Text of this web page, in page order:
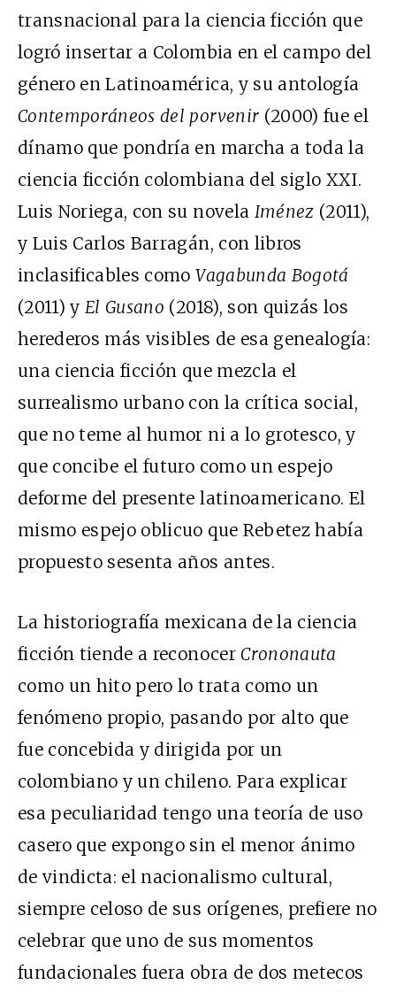
transnacional para la ciencia ficción que
logró insertar a Colombia en el campo del
género en Latinoamérica, y su antología
Contemporáneos del porvenir (2000) fue el
dínamo que pondría en marcha a toda la
ciencia ficción colombiana del siglo XXI.
Luis Noriega, con su novela Iménez (2011),
y Luis Carlos Barragán, con libros
inclasificables comoVagabunda Bogotá
(2011) yEl Gusano (2018), son quizás los
herederos más visibles de esa genealogía:
una ciencia ficción que mezcla el
surrealismo urbano con la crítica social,
que no teme al humor ni a lo grotesco, y
que concibe el futuro como un espejo
deforme del presente latinoamericano. El
mismo espejo oblicuo que Rebetez había
propuesto sesenta años antes.
La historiografía mexicana de la ciencia
ficción tiende a reconocerCrononauta
como un hito pero lo trata como un
fenómeno propio, pasando por alto que
fue concebida y dirigida por un
colombiano y un chileno. Para explicar
esa peculiaridad tengo una teoría de uso
casero que expongo sin el menor ánimo
de vindicta: el nacionalismo cultural,
siempre celoso de sus orígenes, prefiere no
celebrar que uno de sus momentos
fundacionales fuera obra de dos metecos